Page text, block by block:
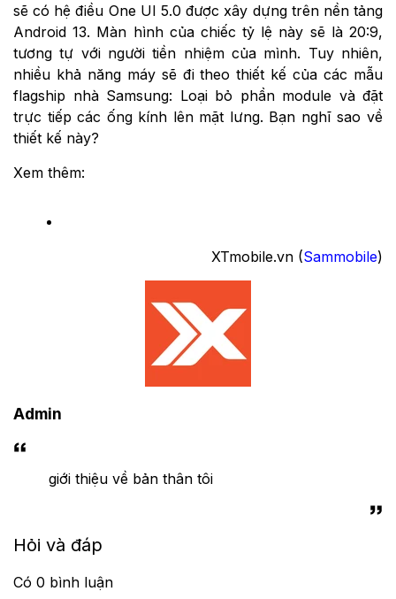
sẽ có hệ điều One UI 5.0 được xây dựng trên nền tảng
Android 13. Màn hình của chiếc tỷ lệ này sẽ là 20:9,
tương tự với người tiền nhiệm của mình. Tuy nhiên,
nhiều khả năng máy sẽ đi theo thiết kế của các mẫu
flagship nhà Samsung: Loại bỏ phần module và đặt
trực tiếp các ống kính lên mặt lưng. Bạn nghĩ sao về
thiết kế này?
Xem thêm:
XTmobile.vn (Sammobile)
Admin
giới thiệu về bản thân tôi
Hỏi và đáp
Có 0 bình luận